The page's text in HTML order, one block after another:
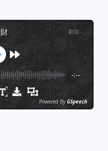
剧目 :-
-:--
Powered By GSpeech